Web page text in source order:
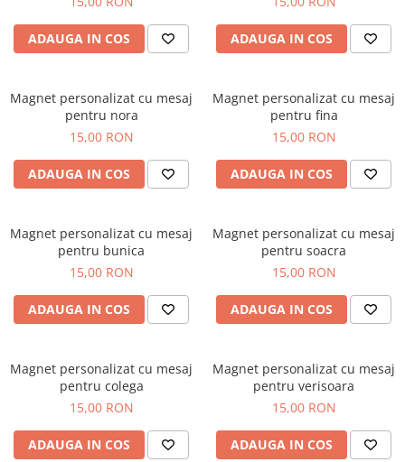
Shaker, Plosca
Cutii si Accesorii pentru Vin
Accesorii de Birou
Pixuri Personalizate
Mousepad-uri
Globuri de Birou
Agende A6
Planner / Jurnal
Articole pentru Casa Personalizate
Ceasuri Personalizate
Rame Foto
Pusculite Personalizate
Brichete Personalizate
Orare Personalizate
ADAUGA IN COS ADAUGA IN COS
Magnet personalizat cu mesaj
pentru nora
15,00 RON
ADAUGA IN COS
Magnet personalizat cu mesaj
pentru fina
15,00 RON
ADAUGA IN COS
Magnet personalizat cu mesaj
pentru bunica
15,00 RON
ADAUGA IN COS
Magnet personalizat cu mesaj
pentru soacra
15,00 RON
ADAUGA IN COS
Magnet personalizat cu mesaj
pentru colega
15,00 RON
ADAUGA IN COS
Magnet personalizat cu mesaj
pentru verisoara
15,00 RON
ADAUGA IN COS